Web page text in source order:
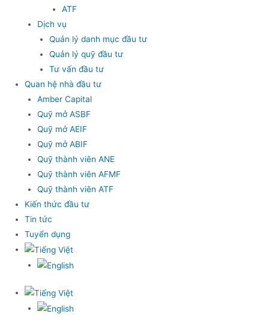
ATF
Dịch vụ
Quản lý danh mục đầu tư
Quản lý quỹ đầu tư
Tư vấn đầu tư
Quan hệ nhà đầu tư
Amber Capital
Quỹ mở ASBF
Quỹ mở AEIF
Quỹ mở ABIF
Quỹ thành viên ANE
Quỹ thành viên AFMF
Quỹ thành viên ATF
Kiến thức đầu tư
Tin tức
Tuyển dụng